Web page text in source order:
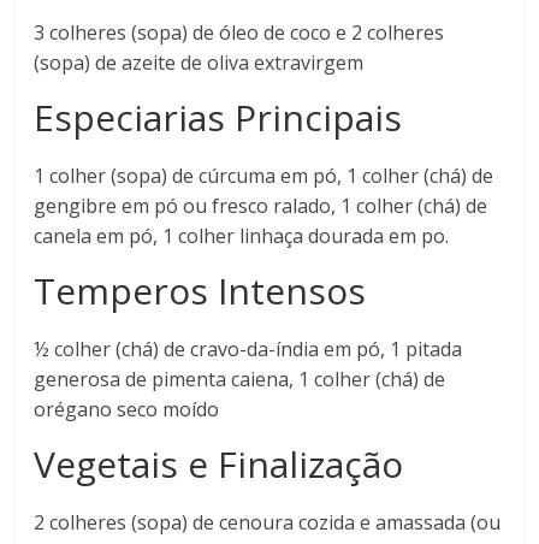
3 colheres (sopa) de óleo de coco e 2 colheres
(sopa) de azeite de oliva extravirgem
Especiarias Principais
1 colher (sopa) de cúrcuma em pó, 1 colher (chá) de
gengibre em pó ou fresco ralado, 1 colher (chá) de
canela em pó, 1 colher linhaça dourada em po.
Temperos Intensos
½ colher (chá) de cravo-da-índia em pó, 1 pitada
generosa de pimenta caiena, 1 colher (chá) de
orégano seco moído
Vegetais e Finalização
2 colheres (sopa) de cenoura cozida e amassada (ou